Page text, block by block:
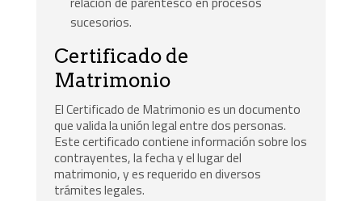
sucesorios.
Certificado de
Matrimonio
El Certificado de Matrimonio es un documento
que valida la unión legal entre dos personas.
Este certificado contiene información sobre los
contrayentes, la fecha y el lugar del
matrimonio, y es requerido en diversos
trámites legales.